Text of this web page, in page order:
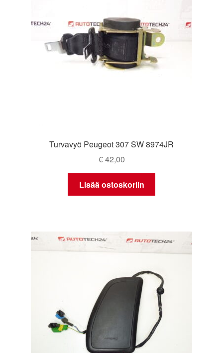
Turvavyö Peugeot 307 SW 8974JR
€42,00
Lisää ostoskoriin